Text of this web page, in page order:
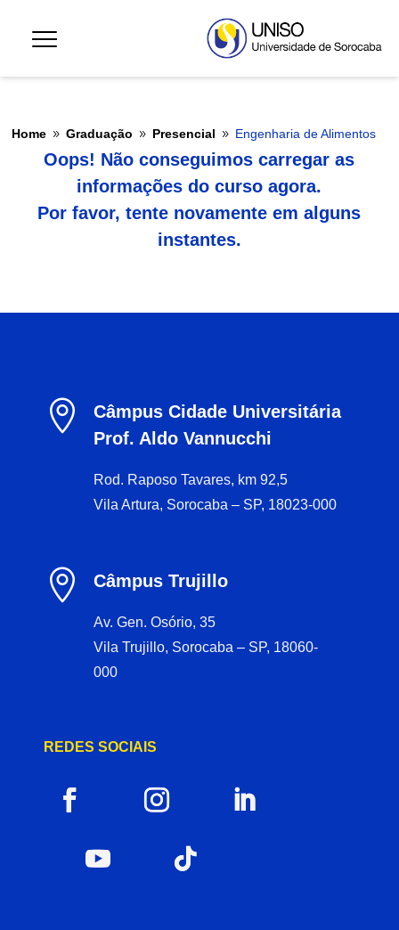
Home 9 Graduação 9 Presencial 9 Engenharia de Alimentos
Oops! Não conseguimos carregar as
informações do curso agora.
Por favor, tente novamente em alguns
instantes.

Câmpus Cidade Universitária
Prof. Aldo Vannucchi
Rod. Raposo Tavares, km 92,5
Vila Artura, Sorocaba – SP, 18023-000
 Câmpus Trujillo
Av. Gen. Osório, 35
Vila Trujillo, Sorocaba – SP, 18060-
000
REDES SOCIAIS